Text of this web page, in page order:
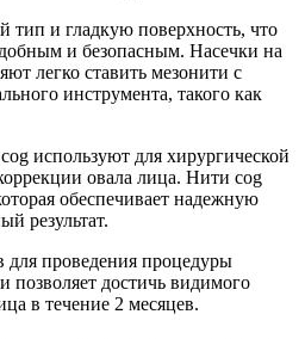
и гладкую поверхность, что
и безопасным. Насечки на
легко ставить мезонити с
инструмента, такого как
используют для хирургической
овала лица. Нити cog
обеспечивает надежную
результат.
для проведения процедуры
позволяет достичь видимого
в течение 2 месяцев.